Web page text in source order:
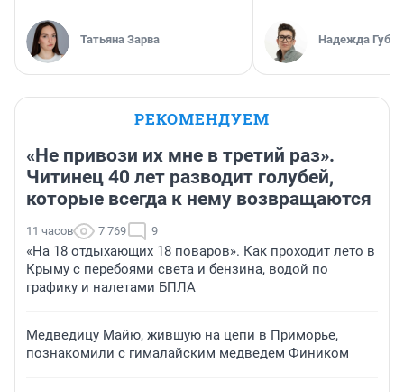
Татьяна Зарва Надежда
РЕКОМЕНДУЕМ
«Не привози их мне в третий раз».
Читинец 40 лет разводит голубей,
которые всегда к нему возвращаются
11 часов 7 769 9
«На 18 отдыхающих 18 поваров». Как проходит лето в
Крыму с перебоями света и бензина, водой по
графику и налетами БПЛА
Медведицу Майю, жившую на цепи в Приморье,
познакомили с гималайским медведем Фиником